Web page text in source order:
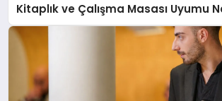
Kitaplık ve Çalışma Masası Uyumu